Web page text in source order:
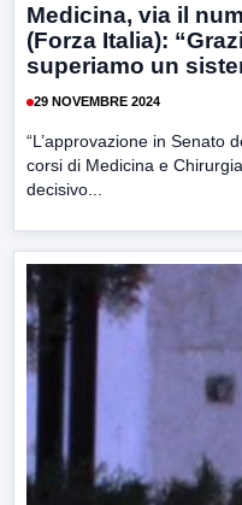
Medicina, via il
(Forza Italia):
superiamo un
29 NOVEMBRE 2024
“L’approvazione in Senato
corsi di Medicina e
decisivo...